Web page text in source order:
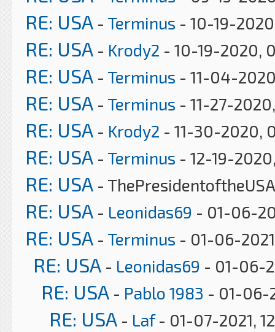
RE: USA - Terminus - 10-19-
RE: USA - Krody2 - 10-19-2020,
RE: USA - Terminus - 11-04-
RE: USA - Terminus - 11-27-
RE: USA - Krody2 - 11-30-2020,
RE: USA - Terminus - 12-19-
RE: USA -
RE: USA - Leonidas69 - 01-06-
RE: USA - Terminus - 01-06-
RE: USA - Leonidas69 - 01-06-
RE: USA - Pablo 1983 - 01-06-
RE: USA - Laf- 01-07-2021,